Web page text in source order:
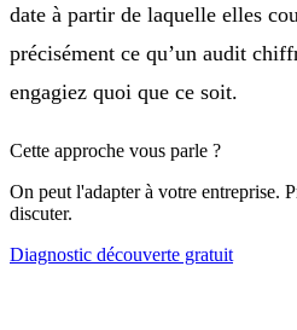
date à partir de laquelle elles
précisément ce qu’un audit
engagiez quoi que ce soit.
Cette approche vous parle ?
On peut l'adapter à votre entreprise.
discuter.
Diagnostic découverte gratuit